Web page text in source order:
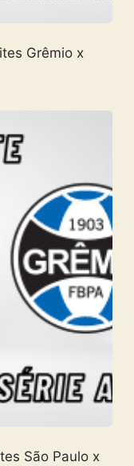
Grêmio x
São Paulo x